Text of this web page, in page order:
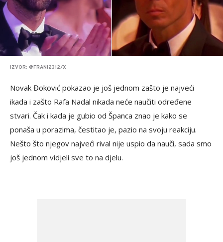
IZVOR: @FRANI2312/X
Novak Đoković pokazao je još jednom zašto je najveći
ikada i zašto Rafa Nadal nikada neće naučiti određene
stvari. Čak i kada je gubio od Španca znao je kako se
ponaša u porazima, čestitao je, pazio na svoju reakciju.
Nešto što njegov najveći rival nije uspio da nauči, sada smo
još jednom vidjeli sve to na djelu.